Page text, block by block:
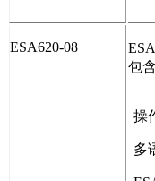
ESA620-08
包
操
多